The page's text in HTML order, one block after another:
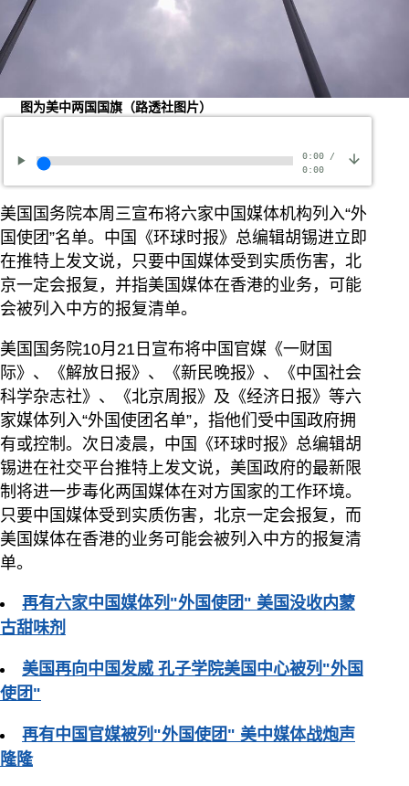
图为美中两国国旗（路透社图片）
0:00/
0:00
美国国务院本周三宣布将六家中国媒体机构列入“外
国使团”名单。中国《环球时报》总编辑胡锡进立即
在推特上发文说，只要中国媒体受到实质伤害，北
京一定会报复，并指美国媒体在香港的业务，可能
会被列入中方的报复清单。
美国国务院10月21日宣布将中国官媒《一财国
际》、《解放日报》、《新民晚报》、《中国社会
科学杂志社》、《北京周报》及《经济日报》等六
家媒体列入“外国使团名单”，指他们受中国政府拥
有或控制。次日凌晨，中国《环球时报》总编辑胡
锡进在社交平台推特上发文说，美国政府的最新限
制将进一步毒化两国媒体在对方国家的工作环境。
只要中国媒体受到实质伤害，北京一定会报复，而
美国媒体在香港的业务可能会被列入中方的报复清
单。
再有六家中国媒体列"外国使团" 美国没收内蒙
古甜味剂
美国再向中国发威 孔子学院美国中心被列"外国
使团"
再有中国官媒被列"外国使团" 美中媒体战炮声
隆隆